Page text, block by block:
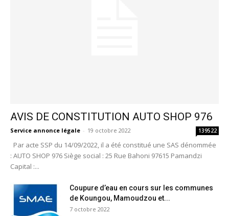
AVIS DE CONSTITUTION AUTO SHOP 976
Service annonce légale - 19 octobre 2022 139522
Par acte SSP du 14/09/2022, il a été constitué une SAS dénommée
: AUTO SHOP 976 Siège social : 25 Rue Bahoni 97615 Pamandzi
Capital :...
Coupure d’eau en cours sur les communes
de Koungou, Mamoudzou et...
7 octobre 2022